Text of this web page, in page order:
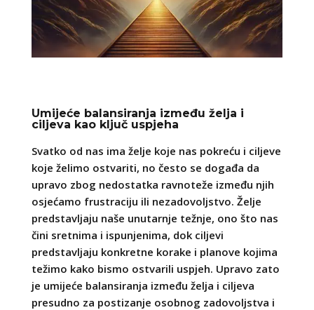
Umijeće balansiranja između želja i
ciljeva kao ključ uspjeha
Svatko od nas ima želje koje nas pokreću i ciljeve
koje želimo ostvariti, no često se događa da
upravo zbog nedostatka ravnoteže između njih
osjećamo frustraciju ili nezadovoljstvo. Želje
predstavljaju naše unutarnje težnje, ono što nas
čini sretnima i ispunjenima, dok ciljevi
predstavljaju konkretne korake i planove kojima
težimo kako bismo ostvarili uspjeh. Upravo zato
je umijeće balansiranja između želja i ciljeva
presudno za postizanje osobnog zadovoljstva i